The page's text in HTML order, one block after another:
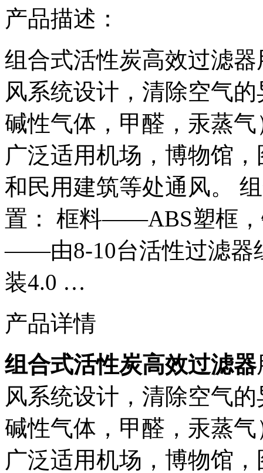
产品描述：
组合式活性炭高效过滤
风系统设计，清除空气
碱性气体，甲醛，汞蒸
广泛适用机场，博物馆
和民用建筑等处通风。
置： 框料——ABS塑框，
——由8-10台活性过滤器
装4.0 …
产品详情
组合式活性炭高效过滤器
风系统设计，清除空气
碱性气体，甲醛，汞蒸
广泛适用机场，博物馆